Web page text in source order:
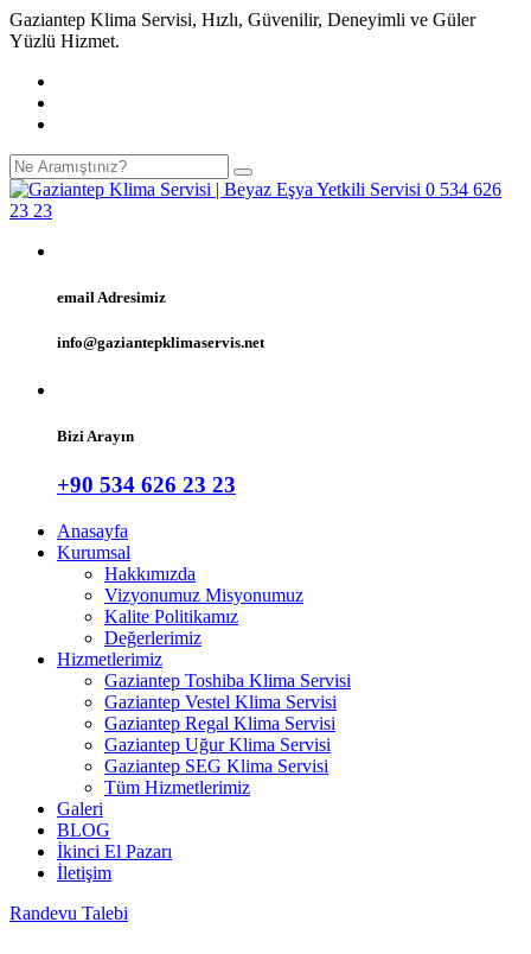
Gaziantep Klima Servisi, Hızlı, Güvenilir, Deneyimli ve Güler
Yüzlü Hizmet.
email Adresimiz
info@gaziantepklimaservis.net
Bizi Arayın
+90 534 626 23 23
Anasayfa
Kurumsal
Hakkımızda
Vizyonumuz Misyonumuz
Kalite Politikamız
Değerlerimiz
Hizmetlerimiz
Gaziantep Toshiba Klima Servisi
Gaziantep Vestel Klima Servisi
Gaziantep Regal Klima Servisi
Gaziantep Uğur Klima Servisi
Gaziantep SEG Klima Servisi
Tüm Hizmetlerimiz
Galeri
BLOG
İkinci El Pazarı
İletişim
Randevu Talebi